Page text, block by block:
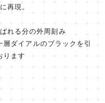
再現。
れる分の外周刻み
ダイアルのブラックを引
ります